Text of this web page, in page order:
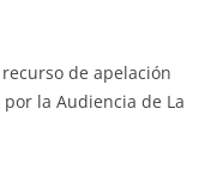
de apelación
la Audiencia de La